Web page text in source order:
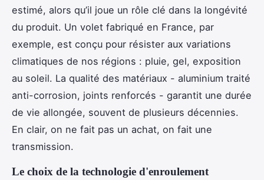
estimé, alors qu’il joue un rôle clé dans la longévité
du produit. Un volet fabriqué en France, par
exemple, est conçu pour résister aux variations
climatiques de nos régions : pluie, gel, exposition
au soleil. La qualité des matériaux - aluminium traité
anti-corrosion, joints renforcés - garantit une durée
de vie allongée, souvent de plusieurs décennies.
En clair, on ne fait pas un achat, on fait une
transmission.
Le choix de la technologie d'enroulement